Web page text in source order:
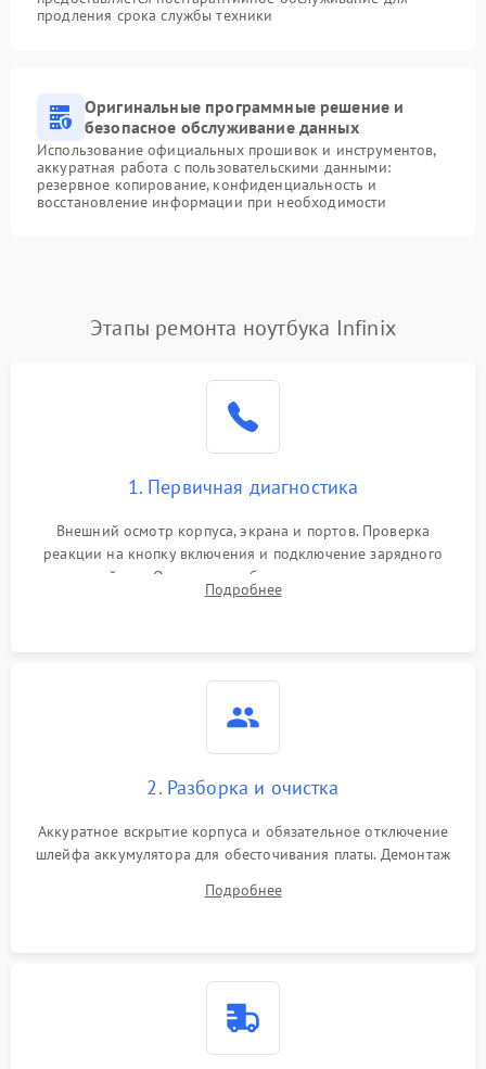
продления срока службы техники
Оригинальные программные решение и
безопасное обслуживание данных
Использование официальных прошивок и инструментов,
аккуратная работа с пользовательскими данными:
резервное копирование, конфиденциальность и
восстановление информации при необходимости
Этапы ремонта ноутбука Infinix
1. Первичная диагностика
Внешний осмотр корпуса, экрана и портов. Проверка
реакции на кнопку включения и подключение зарядного
устройства. Оценка потребления тока с помощью
лабораторного блока питания для локализации проблемы.
Подробнее
2. Разборка и очистка
Аккуратное вскрытие корпуса и обязательное отключение
шлейфа аккумулятора для обесточивания платы. Демонтаж
высохшей термопасты с кристаллов чипов.
Подробнее